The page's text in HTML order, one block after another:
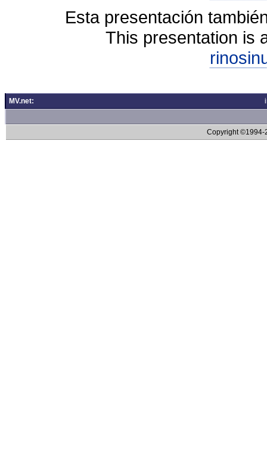
Esta presentación
This presentation is
MV.net:
Copyright ©1994-